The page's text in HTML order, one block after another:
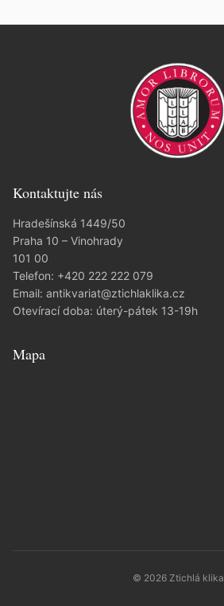
Kontaktujte nás
Hradešínská 1449/50
Praha 10 – Vinohrady
101 00
Telefon: +420 222 222 079
Email: antikvariat@ztichlaklika.cz
Otevírací doba: úterý-pátek 13-19h
Mapa
© 2026 Ztichlá klika